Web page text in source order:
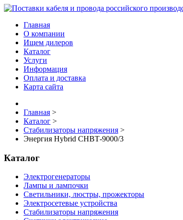
Главная
О компании
Ищем дилеров
Каталог
Услуги
Информация
Оплата и доставка
Карта сайта
Главная >
Каталог >
Стабилизаторы напряжения >
Энергия Нybrid CНВТ-9000/3
Каталог
Электрогенераторы
Лампы и лампочки
Светильники, люстры, прожекторы
Электросетевые устройства
Стабилизаторы напряжения